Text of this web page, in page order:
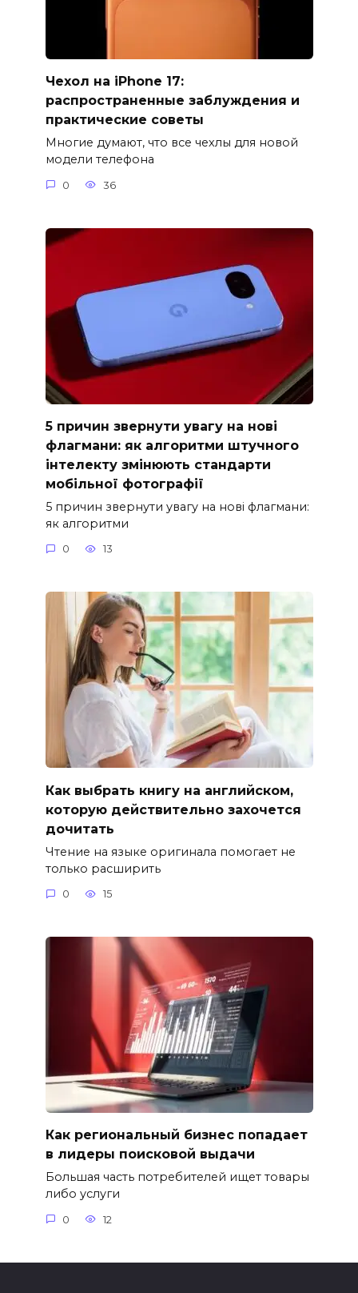
Чехол на iPhone 17:
распространенные заблуждения и
практические советы
Многие думают, что все чехлы для новой
модели телефона
0 36
5 причин звернути увагу на нові
флагмани: як алгоритми штучного
інтелекту змінюють стандарти
мобільної фотографії
5 причин звернути увагу на нові флагмани:
як алгоритми
0 13
Как выбрать книгу на английском,
которую действительно захочется
дочитать
Чтение на языке оригинала помогает не
только расширить
0 15
Как региональный бизнес попадает
в лидеры поисковой выдачи
Большая часть потребителей ищет товары
либо услуги
0 12